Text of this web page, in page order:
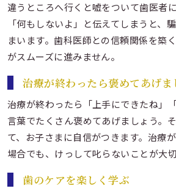
違うところへ行くと嘘をついて歯医者
「何もしないよ」と伝えてしまうと、
まいます。歯科医師との信頼関係を築
がスムーズに進みません。
治療が終わったら褒めてあげま
治療が終わったら「上手にできたね」
言葉でたくさん褒めてあげましょう。
て、お子さまに自信がつきます。治療
場合でも、けっして叱らないことが大切
歯のケアを楽しく学ぶ